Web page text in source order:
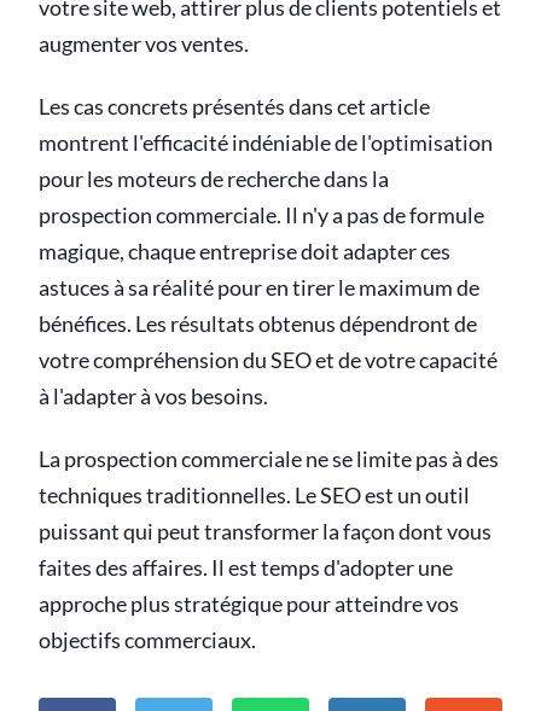
votre site web, attirer plus de clients potentiels et
augmenter vos ventes.
Les cas concrets présentés dans cet article
montrent l'efficacité indéniable de l'optimisation
pour les moteurs de recherche dans la
prospection commerciale. Il n'y a pas de formule
magique, chaque entreprise doit adapter ces
astuces à sa réalité pour en tirer le maximum de
bénéfices. Les résultats obtenus dépendront de
votre compréhension du SEO et de votre capacité
à l'adapter à vos besoins.
La prospection commerciale ne se limite pas à des
techniques traditionnelles. Le SEO est un outil
puissant qui peut transformer la façon dont vous
faites des affaires. Il est temps d'adopter une
approche plus stratégique pour atteindre vos
objectifs commerciaux.